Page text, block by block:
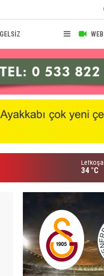
Birliği'nde Redif Nurel dönemi
Lefkoşa
34 °C